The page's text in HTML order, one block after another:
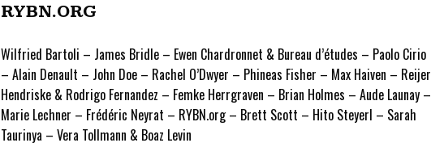
RYBN.ORG
Wilfried Bartoli – James Bridle – Ewen Chardronnet & Bureau d’études – Paolo Cirio
– Alain Denault – John Doe – Rachel O’Dwyer – Phineas Fisher – Max Haiven – Reijer
Hendriske & Rodrigo Fernandez – Femke Herrgraven – Brian Holmes – Aude Launay –
Marie Lechner – Frédéric Neyrat – RYBN.org – Brett Scott – Hito Steyerl – Sarah
Taurinya – Vera Tollmann & Boaz Levin